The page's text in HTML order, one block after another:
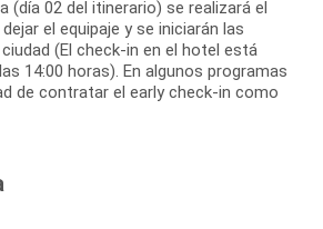
(día 02 del itinerario) se realizará el
el equipaje y se iniciarán las
(El check-in en el hotel está
14:00 horas). En algunos programas
de contratar el early check-in como